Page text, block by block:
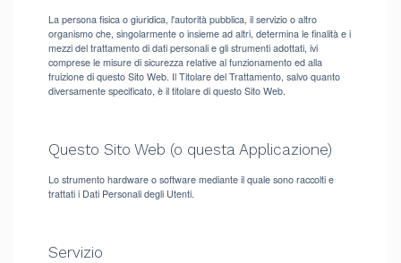
La persona fisica o giuridica, l'autorità pubblica, il servizio o altro
organismo che, singolarmente o insieme ad altri, determina le finalità e i
mezzi del trattamento di dati personali e gli strumenti adottati, ivi
comprese le misure di sicurezza relative al funzionamento ed alla
fruizione di questo Sito Web. Il Titolare del Trattamento, salvo quanto
diversamente specificato, è il titolare di questo Sito Web.
Questo Sito Web (o questa Applicazione)
Lo strumento hardware o software mediante il quale sono raccolti e
trattati i Dati Personali degli Utenti.
Servizio